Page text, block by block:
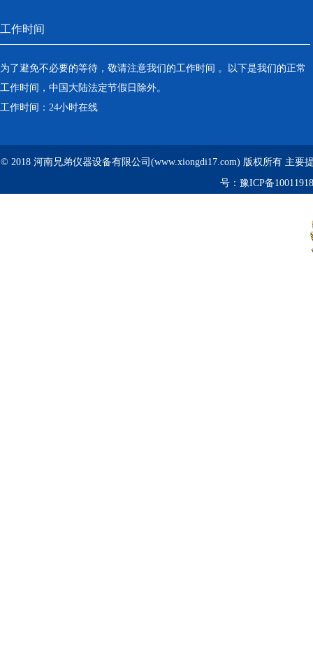
工作时间
为了避免不必要的等待，敬请注意我们的工作时间 。以下是我们的正常
工作时间，中国大陆法定节假日除外。
工作时间：24小时在线
© 2018 河南兄弟仪器设备有限公司(www.xiongdi17.com) 版权所有 主要
号： 豫ICP备